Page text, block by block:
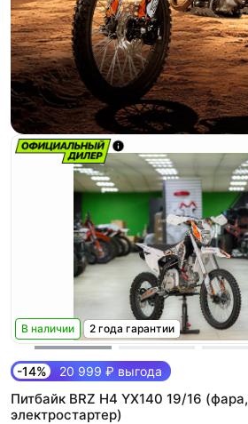
В наличии 2 года гарантии
-14% 20 999 ₽ выгода
Питбайк BRZ H4 YX140 19/16 (фара,
электростартер)